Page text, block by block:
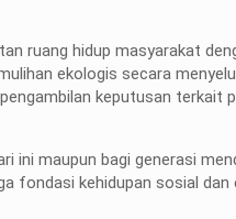
ruang hidup masyarakat
ekologis secara
keputusan terkait
ini maupun bagi generasi
fondasi kehidupan sosial dan